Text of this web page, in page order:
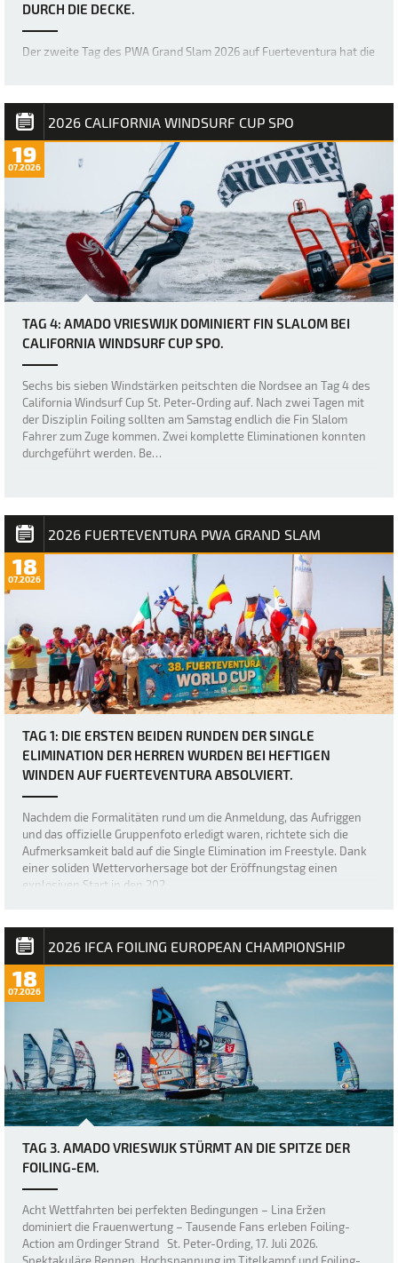
URCH DIE DECKE.
Der zweite Tag des PWA Grand Slam 2026 auf Fuerteventura hat die
Freestyle-Bereich möglich ist. Bereits gestern war das Niveau
unglaublich hoch, doch über Na…
2026 CALIFORNIA WINDSURF CUP SPO
19
07.2026
TAG 4: AMADO VRIESWIJK DOMINIERT FIN SLALOM BEI
CALIFORNIA WINDSURF CUP SPO.
Sechs bis sieben Windstärken peitschten die Nordsee an Tag 4 des
California Windsurf Cup St. Peter-Ording auf. Nach zwei Tagen mit
der Disziplin Foiling sollten am Samstag endlich die Fin Slalom
Fahrer zum Zuge kommen. Zwei komplette Eliminationen konnten
durchgeführt werden. Be…
2026 FUERTEVENTURA PWA GRAND SLAM
18
07.2026
TAG 1: DIE ERSTEN BEIDEN RUNDEN DER SINGLE
ELIMINATION DER HERREN WURDEN BEI HEFTIGEN
WINDEN AUF FUERTEVENTURA ABSOLVIERT.
Nachdem die Formalitäten rund um die Anmeldung, das Aufriggen
und das offizielle Gruppenfoto erledigt waren, richtete sich die
Aufmerksamkeit bald auf die Single Elimination im Freestyle. Dank
einer soliden Wettervorhersage bot der Eröffnungstag einen
explosiven Start in den 202…
2026 IFCA FOILING EUROPEAN CHAMPIONSHIP
18
07.2026
TAG 3. AMADO VRIESWIJK STÜRMT AN DIE SPITZE DER
FOILING-EM.
Acht Wettfahrten bei perfekten Bedingungen – Lina Eržen
dominiert die Frauenwertung – Tausende Fans erleben Foiling-
Action am Ordinger Strand St. Peter-Ording, 17. Juli 2026.